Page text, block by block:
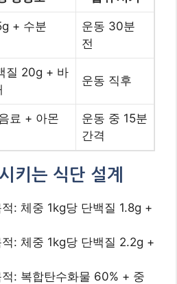
+ 수분
운동 30분
전
질 20g + 바
운동 직후
료 + 아몬
운동 중 15분
간격
키는 식단 설계
: 체중 1kg당 단백질 1.8g +
: 체중 1kg당 단백질 2.2g +
: 복합탄수화물 60% + 중